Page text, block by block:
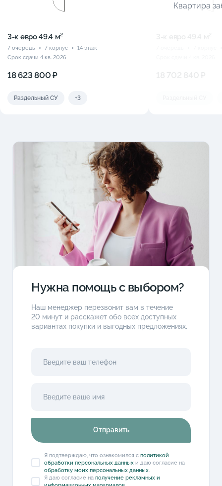
3-к eвро 49.4 м²
7 очередь 7 корпус
14 этаж
Срок сдачи 4 кв. 2026
18 623 800 ₽
Раздельный СУ +3
Квартира
Нужна помощь с выбором?
Наш менеджер перезвонит вам в течение
20 минут и расскажет обо всех доступных
вариантах покупки и выгодных предложениях.
Отправить
Я подтверждаю, что ознакомился сполитикой
обработки персональных данных и даю согласие на
обработку моих персональных данных
Я даю согласие наполучение рекламных и